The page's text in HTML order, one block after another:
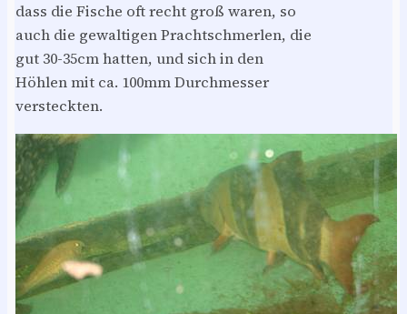
dass die Fische oft recht groß waren, so
auch die gewaltigen Prachtschmerlen, die
gut 30-35cm hatten, und sich in den
Höhlen mit ca. 100mm Durchmesser
versteckten.